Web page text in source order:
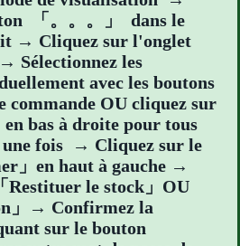
「。。。」 dans le
→ Cliquez sur l'onglet
Sélectionnez les
avec les boutons
commande OU cliquez sur
bas à droite pour tous
une fois → Cliquez sur le
」en haut à gauche →
Restituer le stock」OU
」→ Confirmez la
sur le bouton